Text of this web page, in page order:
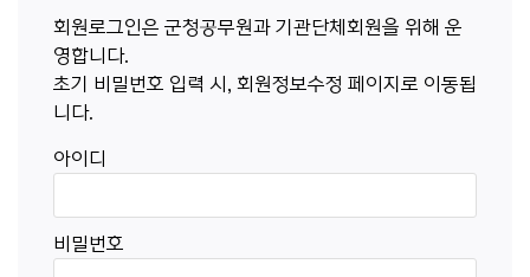
회원로그인은 군청공무원과 기관단체회원을 위해 운
영합니다.
초기 비밀번호 입력 시, 회원정보수정 페이지로 이동됩
니다.
아이디
비밀번호